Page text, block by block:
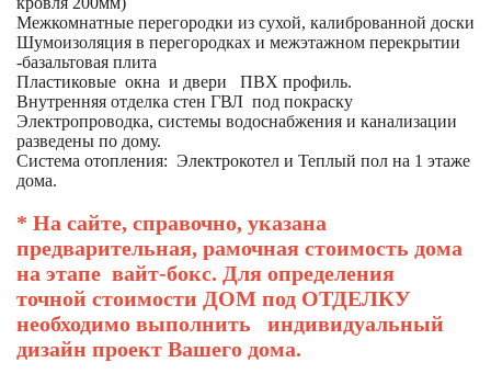
Межкомнатные перегородки из сухой, калиброванной доски
Шумоизоляция в перегородках и межэтажном перекрытии
-базальтовая плита
Пластиковые окна и двери ПВХ профиль.
Внутренняя отделка стен ГВЛ под покраску
Электропроводка, системы водоснабжения и канализации
разведены по дому.
Система отопления: Электрокотел и Теплый пол на 1 этаже
дома.
* На сайте, справочно, указана
предварительная, рамочная стоимость дома
на этапе вайт-бокс. Для определения
точной стоимости ДОМ под ОТДЕЛКУ
необходимо выполнить индивидуальный
дизайн проект Вашего дома.